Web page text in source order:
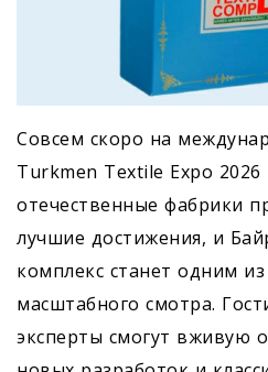
Совсем скоро на
Turkmen Textile Expo
отечественные фабрики
лучшие достижения, и
комплекс станет одним
масштабного смотра.
эксперты смогут вживую